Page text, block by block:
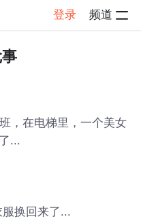
登录 频道
，在电梯里，一个美女
...
换回来了...